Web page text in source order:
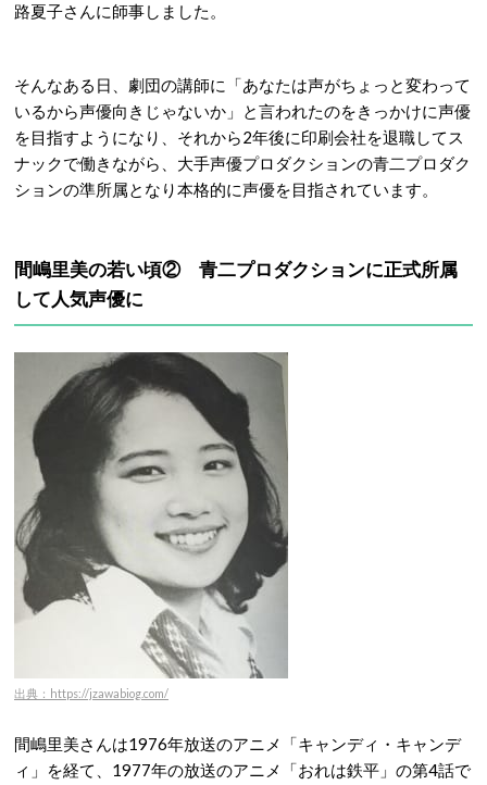
路夏子さんに師事しました。
そんなある日、劇団の講師に「あなたは声がちょっと変わって
いるから声優向きじゃないか」と言われたのをきっかけに声優
を目指すようになり、それから2年後に印刷会社を退職してス
ナックで働きながら、大手声優プロダクションの青二プロダク
ションの準所属となり本格的に声優を目指されています。
間嶋里美の若い頃② 青二プロダクションに正式所属
して人気声優に
出典：https://jzawabiog.com/
間嶋里美さんは1976年放送のアニメ「キャンディ・キャンデ
ィ」を経て、1977年の放送のアニメ「おれは鉄平」の第4話で